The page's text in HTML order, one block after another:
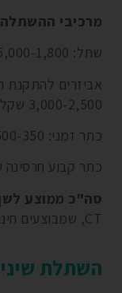
מרכיבי
שתל: 5,000-1,800 שקל
אביזרים להתקנת
3,000-2,500 שקל
כתר זמני: 500-350 שקל
כתר קבוע חרסינה על
סה"כ ממוצע
CT, שמבוצעים חינם בחלק מהמרפאות)
השתלת